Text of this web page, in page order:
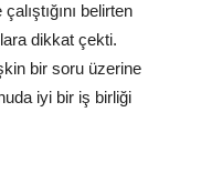
belirten
dikkat çekti.
bir soru üzerine
iyi bir iş birliği